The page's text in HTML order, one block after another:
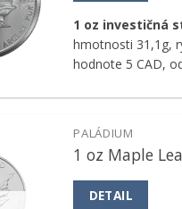
1 oz investičná
hmotnosti 31,1g,
hodnote 5 CAD,
k
PALÁDIUM
1 oz Maple
DETAIL